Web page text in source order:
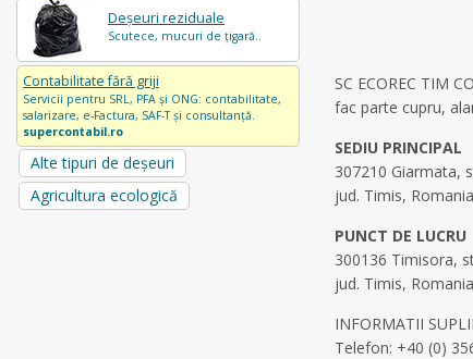
Deșeuri reziduale
Scutece, mucuri de țigară..
Contabilitate fără griji
Servicii pentru SRL, PFA și ONG: contabilitate,
salarizare, e-Factura, SAF-T și consultanță.
supercontabil.ro
Alte tipuri de deșeuri
Agricultura ecologică
SC ECOREC TIM
fac parte cupru,
SEDIU PRINCIPAL
307210 Giarmata,
jud. Timis, Romania
PUNCT DE LUCRU
300136 Timisora,
jud. Timis, Romania
INFORMATII
Telefon: +40 (0)